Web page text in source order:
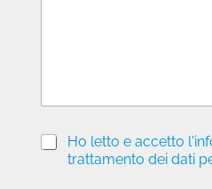
P
Ho letto e accetto
trattamento dei dati